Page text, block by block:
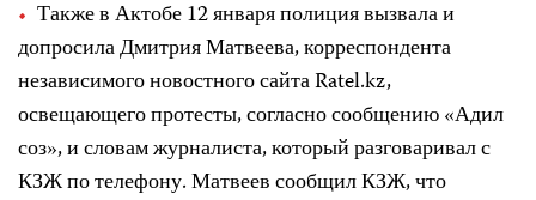
Также в Актобе 12 января полиция вызвала и
допросила Дмитрия Матвеева, корреспондента
независимого новостного сайта Ratel.kz,
освещающего протесты, согласно сообщению «Адил
соз», и словам журналиста, который разговаривал с
КЗЖ по телефону. Матвеев сообщил КЗЖ, что